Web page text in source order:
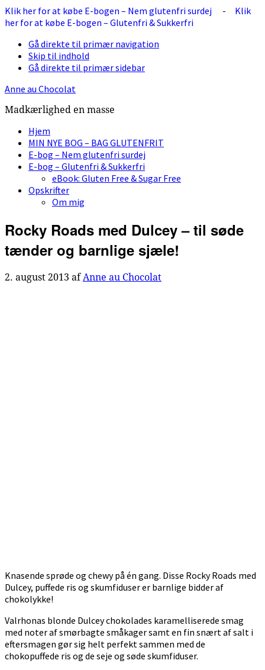
Klik her for at købe E-bogen – Nem glutenfri surdej - Klik
her for at købe E-bogen – Glutenfri & Sukkerfri
Gå direkte til primær navigation
Skip til indhold
Gå direkte til primær sidebar
Anne au Chocolat
Madkærlighed en masse
Hjem
MIN NYE BOG – BAG GLUTENFRIT
E-bog – Nem glutenfri surdej
E-bog – Glutenfri & Sukkerfri
eBook: Gluten Free & Sugar Free
Opskrifter
Om mig
Rocky Roads med Dulcey – til søde
tænder og barnlige sjæle!
2. august 2013 afAnne au Chocolat
Knasende sprøde og chewy på én gang. Disse Rocky Roads med
Dulcey, puffede ris og skumfiduser er barnlige bidder af
chokolykke!
Valrhonas blonde Dulcey chokolades karamelliserede smag
med noter af smørbagte småkager samt en fin snært af salt i
eftersmagen gør sig helt perfekt sammen med de
chokopuffede ris og de seje og søde skumfiduser.